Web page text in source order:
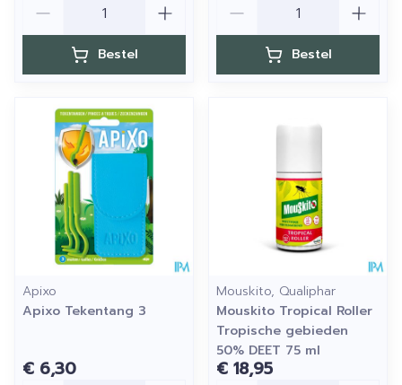
Bestel Bestel
Apixo
Apixo Tekentang 3
€ 6,30
Mouskito, Qualiphar
Mouskito Tropical Roller
Tropische gebieden
50% DEET 75 ml
€ 18,95